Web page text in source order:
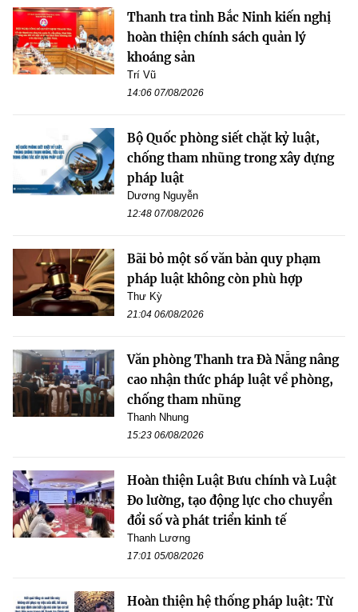
Thanh tra tỉnh Bắc Ninh kiến nghị
hoàn thiện chính sách quản lý
khoáng sản
Trí Vũ
14:06 07/08/2026
Bộ Quốc phòng siết chặt kỷ luật,
chống tham nhũng trong xây dựng
pháp luật
Dương Nguyễn
12:48 07/08/2026
Bãi bỏ một số văn bản quy phạm
pháp luật không còn phù hợp
Thư Kỳ
21:04 06/08/2026
Văn phòng Thanh tra Đà Nẵng nâng
cao nhận thức pháp luật về phòng,
chống tham nhũng
Thanh Nhung
15:23 06/08/2026
Hoàn thiện Luật Bưu chính và Luật
Đo lường, tạo động lực cho chuyển
đổi số và phát triển kinh tế
Thanh Lương
17:01 05/08/2026
Hoàn thiện hệ thống pháp luật: Từ